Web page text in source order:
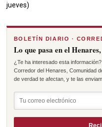
jueves)
BOLETÍN DIARIO ·
Lo que pasa en el
¿Te ha interesado esta
Corredor del Henares, Comunidad
de verdad te afectan, y te las